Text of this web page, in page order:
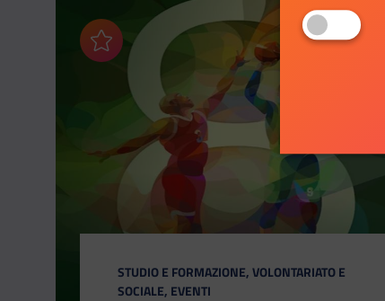
Aggiungi ai preferiti
CATEGORIA:
STUDIO E FORMAZIONE, VOLONTARIATO E
SOCIALE, EVENTI